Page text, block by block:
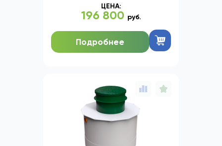
ЦЕНА:
196 800 руб.
Подробнее